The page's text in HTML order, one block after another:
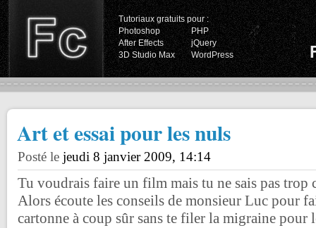
Tutoriaux gratuits pour :
Photoshop
PHP
After Effects
jQuery
3D Studio Max
WordPress
Art et essai pour les nuls
Posté le jeudi 8 janvier 2009, 14:14
Tu voudrais faire un film mais tu ne sais pas trop
Alors écoute les conseils de monsieur Luc pour
cartonne à coup sûr sans te filer la migraine pour